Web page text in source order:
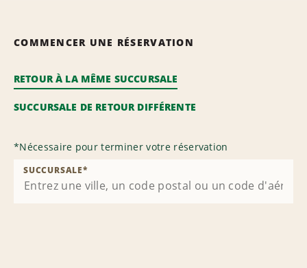
COMMENCER UNE RÉSERVATION
RETOUR À LA MÊME SUCCURSALE
SUCCURSALE DE RETOUR DIFFÉRENTE
*Nécessaire pour terminer votre réservation
SUCCURSALE*